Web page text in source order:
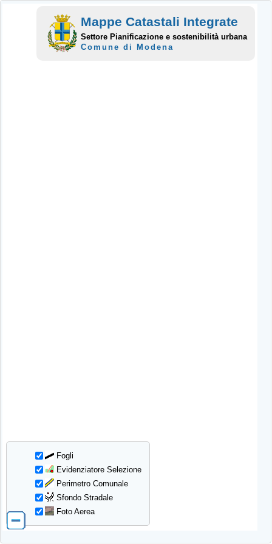
Fogli
Evidenziatore Selezione
Perimetro Comunale
Sfondo Stradale
Foto Aerea
Mappe Catastali Integrate
Settore Pianificazione e sostenibilità urbana
Comune di Modena